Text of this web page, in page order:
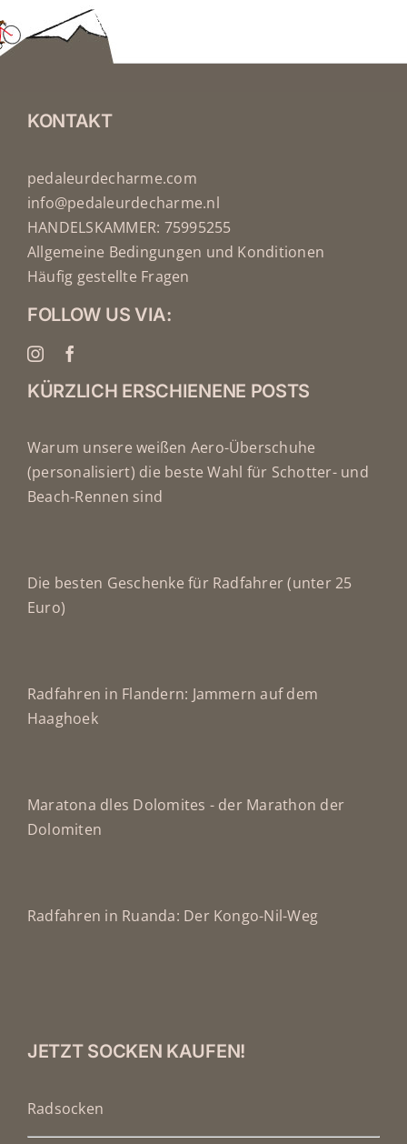
KONTAKT
pedaleurdecharme.com
info@pedaleurdecharme.nl
HANDELSKAMMER: 75995255
Allgemeine Bedingungen und Konditionen
Häufig gestellte Fragen
FOLLOW US VIA:
KÜRZLICH ERSCHIENENE POSTS
Warum unsere weißen Aero-Überschuhe
(personalisiert) die beste Wahl für Schotter- und
Beach-Rennen sind
Die besten Geschenke für Radfahrer (unter 25
Euro)
Radfahren in Flandern: Jammern auf dem
Haaghoek
Maratona dles Dolomites - der Marathon der
Dolomiten
Radfahren in Ruanda: Der Kongo-Nil-Weg
JETZT SOCKEN KAUFEN!
Radsocken